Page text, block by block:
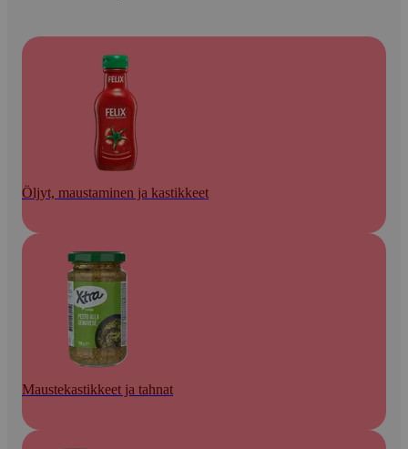
Öljyt, maustaminen ja kastikkeet
Maustekastikkeet ja tahnat